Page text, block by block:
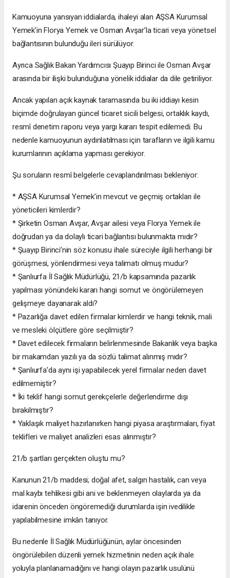
Kamuoyuna yansıyan iddialarda, ihaleyi alan AŞSA Kurumsal
Yemek’in Florya Yemek ve Osman Avşar’la ticari veya yönetsel
bağlantısının bulunduğu ileri sürülüyor.
Ayrıca Sağlık Bakan Yardımcısı Şuayıp Birinci ile Osman Avşar
arasında bir ilişki bulunduğuna yönelik iddialar da dile getiriliyor.
Ancak yapılan açık kaynak taramasında bu iki iddiayı kesin
biçimde doğrulayan güncel ticaret sicili belgesi, ortaklık kaydı,
resmî denetim raporu veya yargı kararı tespit edilemedi. Bu
nedenle kamuoyunun aydınlatılması için tarafların ve ilgili kamu
kurumlarının açıklama yapması gerekiyor.
Şu soruların resmî belgelerle cevaplandırılması bekleniyor:
* AŞSA Kurumsal Yemek’in mevcut ve geçmiş ortakları ile
yöneticileri kimlerdir?
* Şirketin Osman Avşar, Avşar ailesi veya Florya Yemek ile
doğrudan ya da dolaylı ticari bağlantısı bulunmakta mıdır?
* Şuayıp Birinci’nin söz konusu ihale süreciyle ilgili herhangi bir
görüşmesi, yönlendirmesi veya talimatı olmuş mudur?
* Şanlıurfa İl Sağlık Müdürlüğü, 21/b kapsamında pazarlık
yapılması yönündeki kararı hangi somut ve öngörülemeyen
gelişmeye dayanarak aldı?
* Pazarlığa davet edilen firmalar kimlerdir ve hangi teknik, mali
ve mesleki ölçütlere göre seçilmiştir?
* Davet edilecek firmaların belirlenmesinde Bakanlık veya başka
bir makamdan yazılı ya da sözlü talimat alınmış mıdır?
* Şanlıurfa’da aynı işi yapabilecek yerel firmalar neden davet
edilmemiştir?
* İki teklif hangi somut gerekçelerle değerlendirme dışı
bırakılmıştır?
* Yaklaşık maliyet hazırlanırken hangi piyasa araştırmaları, fiyat
teklifleri ve maliyet analizleri esas alınmıştır?
21/b şartları gerçekten oluştu mu?
Kanunun 21/b maddesi; doğal afet, salgın hastalık, can veya
mal kaybı tehlikesi gibi ani ve beklenmeyen olaylarda ya da
idarenin önceden öngöremediği durumlarda işin ivedilikle
yapılabilmesine imkân tanıyor.
Bu nedenle İl Sağlık Müdürlüğünün, aylar öncesinden
öngörülebilen düzenli yemek hizmetinin neden açık ihale
yoluyla planlanamadığını ve hangi olayın pazarlık usulünü